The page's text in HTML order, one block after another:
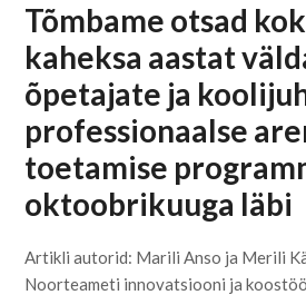
Tõmbame otsad
kaheksa aastat
õpetajate ja
professionaalse
toetamise
oktoobrikuuga läbi
Artikli autorid: Marili Anso ja Merili
Noorteameti innovatsiooni ja